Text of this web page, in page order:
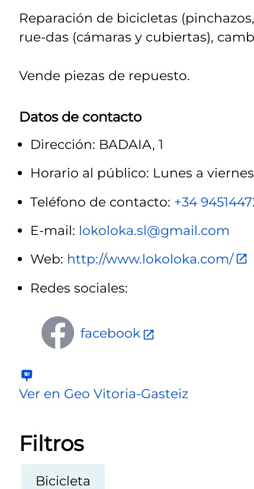
Reparación de bicicletas
rue-das (cámaras y cubiertas),
Vende piezas de repuesto.
Datos de contacto
Dirección: BADAIA, 1
Horario al público: Lunes a
Teléfono de contacto: +34
E-mail: lokoloka.sl@gmail.com
Web: http://www.lokoloka.com/
Redes sociales:
facebook
Ver en Geo Vitoria-Gasteiz
Filtros
Bicicleta